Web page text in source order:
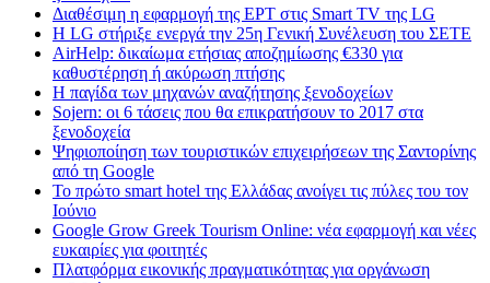
Διαθέσιμη η εφαρμογή της ΕΡΤ στις Smart TV της LG
Η LG στήριξε ενεργά την 25η Γενική Συνέλευση του ΣΕΤΕ
AirHelp: δικαίωμα ετήσιας αποζημίωσης €330 για
καθυστέρηση ή ακύρωση πτήσης
Η παγίδα των μηχανών αναζήτησης ξενοδοχείων
Sojern: οι 6 τάσεις που θα επικρατήσουν το 2017 στα
ξενοδοχεία
Ψηφιοποίηση των τουριστικών επιχειρήσεων της Σαντορίνης
από τη Google
Το πρώτο smart hotel της Ελλάδας ανοίγει τις πύλες του τον
Ιούνιο
Google Grow Greek Tourism Online: νέα εφαρμογή και νέες
ευκαιρίες για φοιτητές
Πλατφόρμα εικονικής πραγματικότητας για οργάνωση